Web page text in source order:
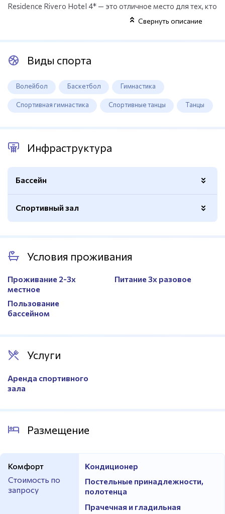
Residence Rivero Hotel 4* — это отличное место для тех, кто
хочет провести спортивные сборы в Турции, не отрываясь
от городской жизни. С его удобным расположением,
командных тренировок и спортивных лагерей.
Свернуть описание
Виды спорта
Волейбол Баскетбол Гимнастика
Спортивная гимнастика Спортивные танцы Танцы
Инфраструктура
Бассейн
Спортивный
Нет
Подогрев
Да
Спортивный зал
Волейбольная сетка
Да
Татами
Покрытие
Условия проживания
Проживание 2-3х
местное
Питание 3х разовое
Пользование
бассейном
Услуги
Аренда спортивного
зала
Размещение
Комфорт
Стоимость по
запросу
Кондиционер
Постельные принадлежности,
полотенца
Прачечная и гладильная